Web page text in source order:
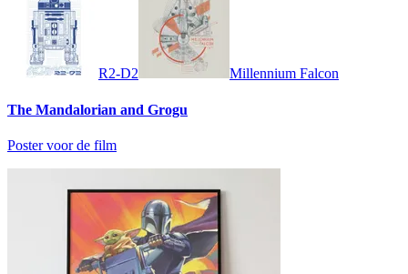
R2-D2 Millennium Falcon
The Mandalorian and Grogu
Poster voor de film